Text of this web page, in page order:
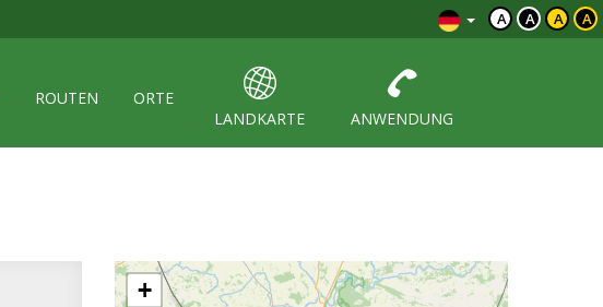
A A A A
ROUTEN
ORTE
LANDKARTE
ANWENDUNG
+